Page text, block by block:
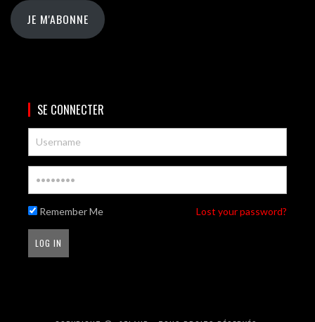
JE M'ABONNE
SE CONNECTER
Remember Me Lost your password?